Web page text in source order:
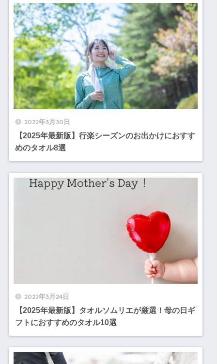
2022年3月30日
【2025年最新版】行楽シーズンのお出かけにおすす
めのタオル8選
2022年3月24日
【2025年最新版】タオルソムリエが厳選！母の日ギ
フトにおすすめのタオル10選